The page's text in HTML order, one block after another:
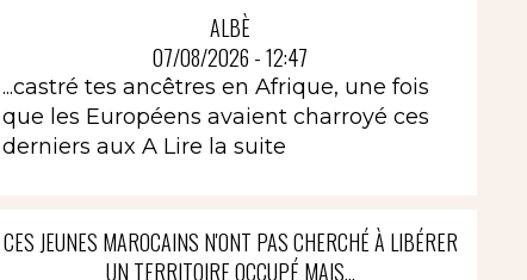
ALBÈ
07/08/2026 - 12:47
...castré tes ancêtres en Afrique, une fois
que les Européens avaient charroyé ces
derniers aux A Lire la suite
CES JEUNES MAROCAINS N'ONT PAS CHERCHÉ À LIBÉRER
UN TERRITOIRE OCCUPÉ MAIS...